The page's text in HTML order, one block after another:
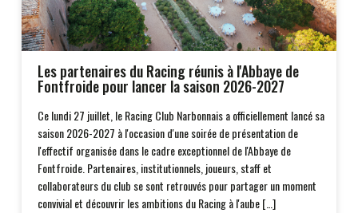
Les partenaires du Racing réunis à l'Abbaye de
Fontfroide pour lancer la saison 2026-2027
Ce lundi 27 juillet, le Racing Club Narbonnais a officiellement lancé sa
saison 2026-2027 à l'occasion d'une soirée de présentation de
l'effectif organisée dans le cadre exceptionnel de l'Abbaye de
Fontfroide. Partenaires, institutionnels, joueurs, staff et
collaborateurs du club se sont retrouvés pour partager un moment
convivial et découvrir les ambitions du Racing à l'aube […]